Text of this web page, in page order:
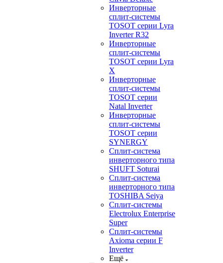
Инверторные
сплит-системы
TOSOT серии Lyra
Inverter R32
Инверторные
сплит-системы
TOSOT серии Lyra
X
Инверторные
сплит-системы
TOSOT серии
Natal Inverter
Инверторные
сплит-системы
TOSOT серии
SYNERGY
Сплит-система
инверторного типа
SHUFT Soturai
Сплит-система
инверторного типа
TOSHIBA Seiya
Сплит-системы
Electrolux Enterprise
Super
Сплит-системы
Axioma серии F
Inverter
Ещё